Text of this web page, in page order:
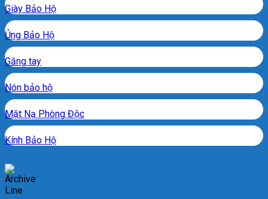
Giày Bảo Hộ
Ủng Bảo Hộ
Găng tay
Nón bảo hộ
Mặt Nạ Phòng Độc
Kính Bảo Hộ